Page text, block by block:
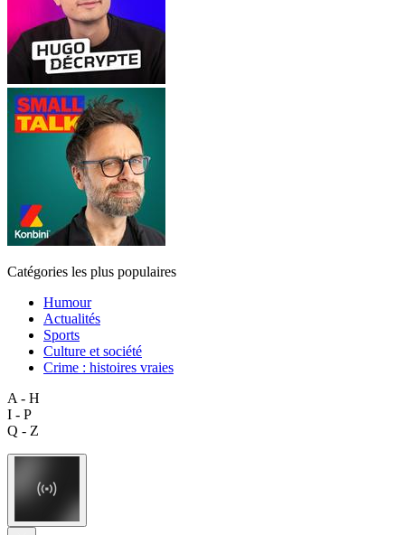
Catégories les plus populaires
Humour
Actualités
Sports
Culture et société
Crime : histoires vraies
A - H
I - P
Q - Z